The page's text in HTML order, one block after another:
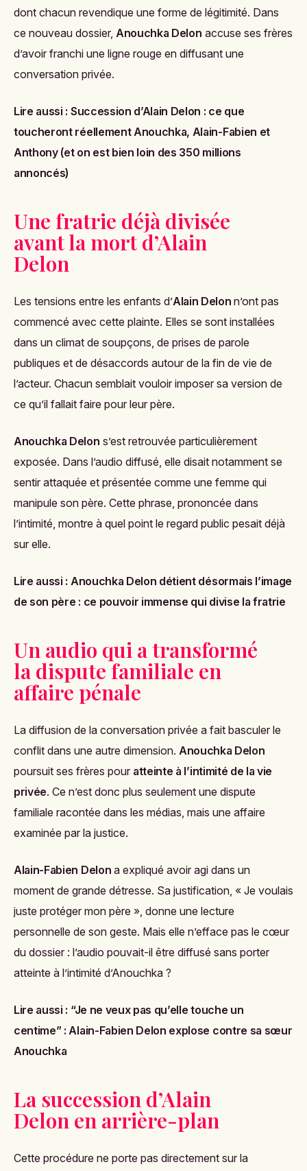
dont chacun revendique une forme de légitimité. Dans
ce nouveau dossier, Anouchka Delon accuse ses frères
d’avoir franchi une ligne rouge en diffusant une
conversation privée.
Lire aussi : Succession d’Alain Delon : ce que
toucheront réellement Anouchka, Alain-Fabien et
Anthony (et on est bien loin des 350 millions
annoncés)
Une fratrie déjà divisée
avant la mort d’Alain
Delon
Les tensions entre les enfants d’Alain Delon n’ont pas
commencé avec cette plainte. Elles se sont installées
dans un climat de soupçons, de prises de parole
publiques et de désaccords autour de la fin de vie de
l’acteur. Chacun semblait vouloir imposer sa version de
ce qu’il fallait faire pour leur père.
Anouchka Delon s’est retrouvée particulièrement
exposée. Dans l’audio diffusé, elle disait notamment se
sentir attaquée et présentée comme une femme qui
manipule son père. Cette phrase, prononcée dans
l’intimité, montre à quel point le regard public pesait déjà
sur elle.
Lire aussi : Anouchka Delon détient désormais l’image
de son père : ce pouvoir immense qui divise la fratrie
Un audio qui a transformé
la dispute familiale en
affaire pénale
La diffusion de la conversation privée a fait basculer le
conflit dans une autre dimension. Anouchka Delon
poursuit ses frères pour atteinte à l’intimité de la vie
privée. Ce n’est donc plus seulement une dispute
familiale racontée dans les médias, mais une affaire
examinée par la justice.
Alain-Fabien Delon a expliqué avoir agi dans un
moment de grande détresse. Sa justification, « Je voulais
juste protéger mon père », donne une lecture
personnelle de son geste. Mais elle n’efface pas le cœur
du dossier : l’audio pouvait-il être diffusé sans porter
atteinte à l’intimité d’Anouchka ?
Lire aussi : “Je ne veux pas qu’elle touche un
centime” : Alain-Fabien Delon explose contre sa sœur
Anouchka
La succession d’Alain
Delon en arrière-plan
Cette procédure ne porte pas directement sur la